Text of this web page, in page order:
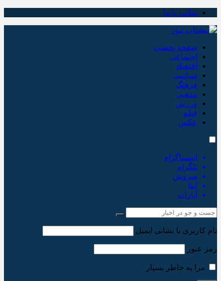
تماس با ما
صفحه نخست
اجتماعی
اقتصاد
سیاسی
فرهنگ
مذهبی
ورزش
فیلم
عکس
اینستاگرام
تلگرام
سروش
ایتا
آپارات
نام کاربری یا نشانی ایمیل
رمز عبور
مرا به خاطر بسپار